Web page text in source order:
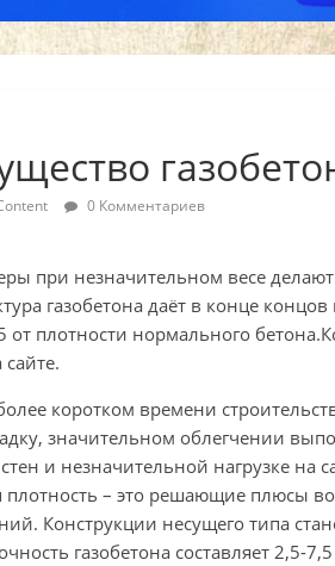
0 Комментариев
при незначительном весе
газобетона даёт в конце
плотности нормального
коротком времени
значительном облегчении
стен и незначительной нагрузке
плотность – это решающие плюсы
Конструкции несущего типа
газобетона составляет 2,5-